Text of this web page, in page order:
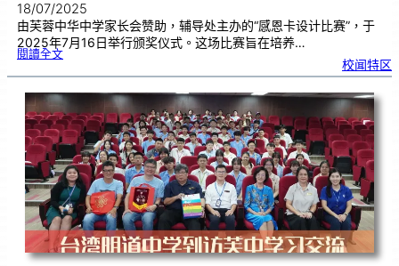
18/07/2025
由芙蓉中华中学家长会赞助，辅导处主办的“感恩卡设计比赛”，于
2025年7月16日举行颁奖仪式。这场比赛旨在培养…
閱讀全文:芙
恩
设
计
赛
颁
奖
|用
创
意
传
达
爱
校闻特区